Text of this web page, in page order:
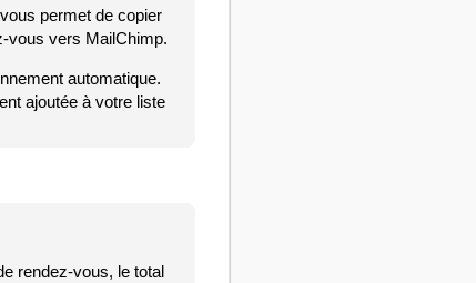
permet de copier
vous vers MailChimp.
automatique.
ajoutée à votre liste
rendez-vous, le total